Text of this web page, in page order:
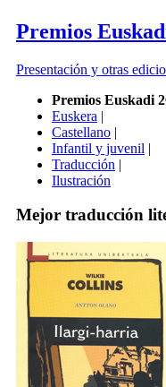
Premios
Presentación y otras
Premios Euskadi
Euskera |
Castellano |
Infantil y juvenil |
Traducción |
Ilustración
Mejor traducción